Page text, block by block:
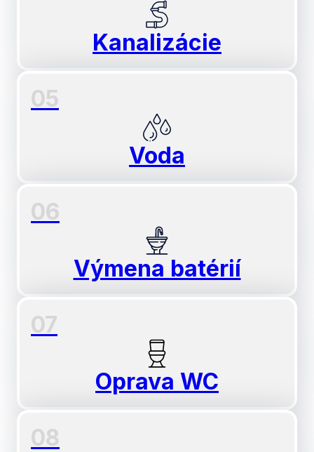
Kanalizácie
05
Voda
06
Výmena batérií
07
Oprava WC
08